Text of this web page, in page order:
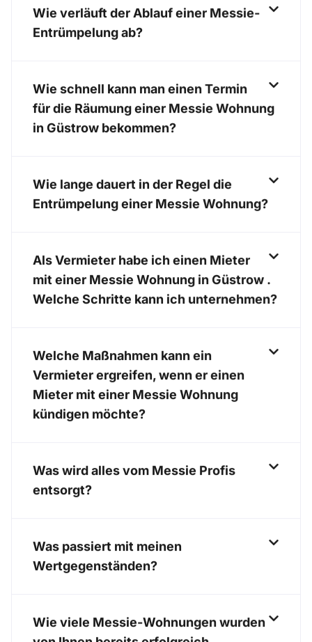
Wie verläuft der Ablauf einer Messie-
Entrümpelung ab?
Wie schnell kann man einen Termin
für die Räumung einer Messie Wohnung
in Güstrow bekommen?
Wie lange dauert in der Regel die
Entrümpelung einer Messie Wohnung?
Als Vermieter habe ich einen Mieter
mit einer Messie Wohnung in Güstrow .
Welche Schritte kann ich unternehmen?
Welche Maßnahmen kann ein
Vermieter ergreifen, wenn er einen
Mieter mit einer Messie Wohnung
kündigen möchte?
Was wird alles vom Messie Profis
entsorgt?
Was passiert mit meinen
Wertgegenständen?
Wie viele Messie-Wohnungen wurden